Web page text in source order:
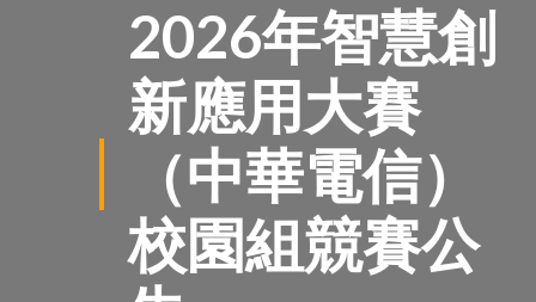
2026年智慧創
新應用大賽
（中華電信）
校園組競賽公